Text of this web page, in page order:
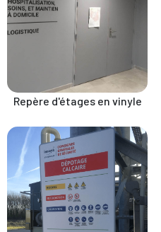
Repère d'étages en vinyle